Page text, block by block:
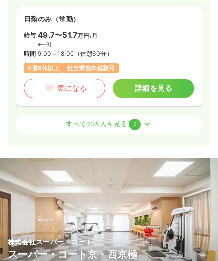
日勤のみ（常勤）
給与 49.7〜51.7万円/月
※一例
時間 9:00～18:00 （休憩60分）
4週8休以上
担当業務未経験可
気になる 詳細を見る
正・准看護師
給与 33.5〜36.9
※一例
時間 9:00～18:00（休憩60分）
担当業務未経験可
気になる 詳細を見る
日勤のみ（常勤） 一時募集休止
すべての求人を見る 2
株式会社スーパー・コート
スーパー・コート京・西京極